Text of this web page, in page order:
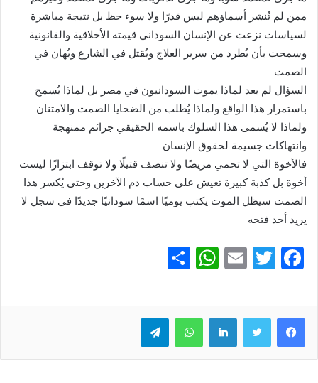
ممن لم تُنشر أسماؤهم ليس قدرًا ولا سوء حظ بل نتيجة مباشرة
لسياسات نزعت عن الإنسان السوداني قيمته الأخلاقية والقانونية
وسمحت بأن يُطرد من سرير العلاج ويُقتل في الشارع ويُهان في
الصمت
السؤال لم يعد لماذا يموت السودانيون في مصر بل لماذا يُسمح
باستمرار هذا الواقع ولماذا يُطلب من الضحايا الصمت والامتنان
ولماذا لا يُسمى هذا السلوك باسمه الحقيقي جرائم ممنهجة
وانتهاكات جسيمة لحقوق الإنسان
فالأخوة التي لا تحمي مريضًا ولا تنصف قتيلًا ولا توقف ابتزازًا ليست
أخوة بل كذبة كبيرة تعيش على حساب دم الآخرين وحتى يُكسر هذا
الصمت سيظل الموت يكتب يوميًا اسمًا سودانيًا جديدًا في سجل لا
يريد أحد فتحه
F
c
e
b
T
itt
er
E
ai
l
W
at
s
A
ar
e
لينكدإن واتساب تيلقرام